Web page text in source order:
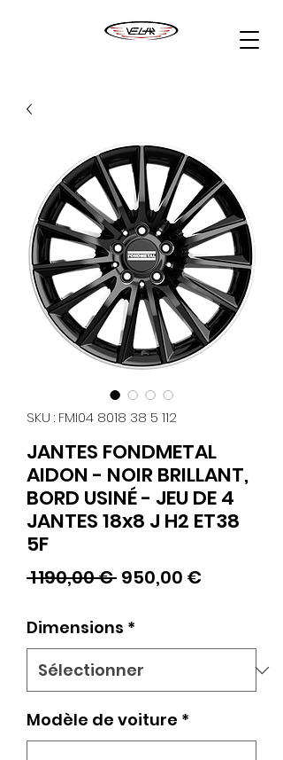
SKU : FMI04 8018 38 5 112
JANTES FONDMETAL
AIDON - NOIR BRILLANT,
BORD USINÉ - JEU DE 4
JANTES 18x8 J H2 ET38
5F
1 190,00 € Prix
950,00 €Prix
Dimensions *
Modèle de voiture *